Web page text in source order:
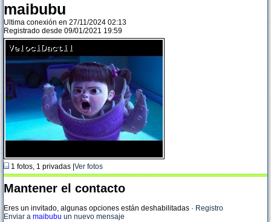
maibubu
Ultima conexión en 27/11/2024 02:13
Registrado desde 09/01/2021 19:59
1 fotos, 1 privadas | Ver fotos
Mantener el contacto
Eres un invitado, algunas opciones están deshabilitadas · Registro
Enviar a maibubu un nuevo mensaje